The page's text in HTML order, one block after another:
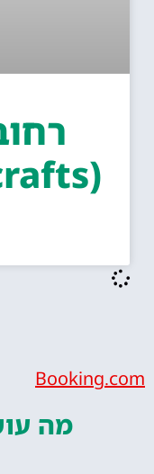
(Street of crafts)
Booking.com
מה